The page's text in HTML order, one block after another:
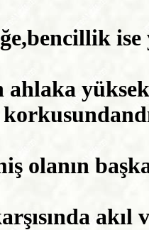
ise
ahlaka
olanın
akıl